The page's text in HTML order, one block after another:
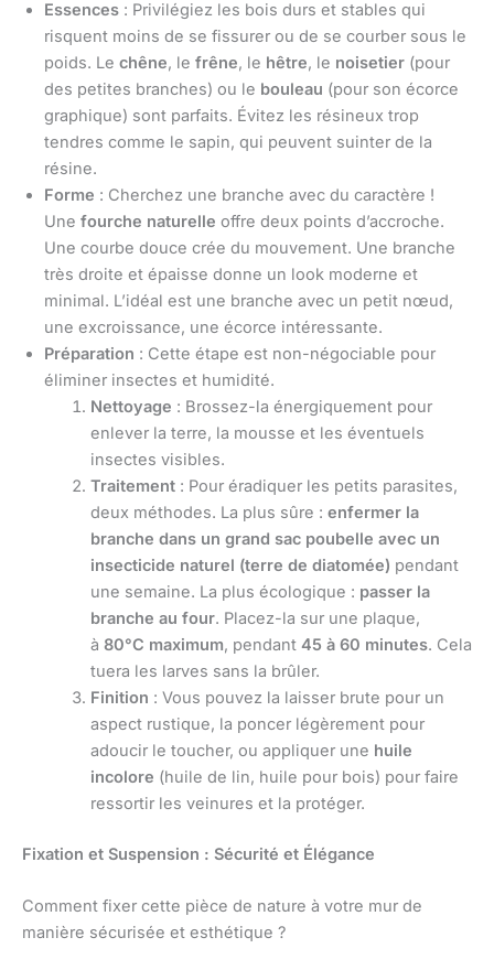
Essences : Privilégiez les bois durs et stables qui
risquent moins de se fissurer ou de se courber sous le
poids. Le chêne, le frêne, le hêtre, le noisetier (pour
des petites branches) ou le bouleau (pour son écorce
graphique) sont parfaits. Évitez les résineux trop
tendres comme le sapin, qui peuvent suinter de la
résine.
Forme : Cherchez une branche avec du caractère !
Une fourche naturelle offre deux points d’accroche.
Une courbe douce crée du mouvement. Une branche
très droite et épaisse donne un look moderne et
minimal. L’idéal est une branche avec un petit nœud,
une excroissance, une écorce intéressante.
Préparation : Cette étape est non-négociable pour
éliminer insectes et humidité.
Nettoyage : Brossez-la énergiquement pour
enlever la terre, la mousse et les éventuels
insectes visibles.
Traitement: Pour éradiquer les petits parasites,
deux méthodes. La plus sûre : enfermer la
branche dans un grand sac poubelle avec un
insecticide naturel (terre de diatomée) pendant
une semaine. La plus écologique : passer la
branche au four. Placez-la sur une plaque,
à 80°C maximum, pendant 45 à 60 minutes. Cela
tuera les larves sans la brûler.
Finition : Vous pouvez la laisser brute pour un
aspect rustique, la poncer légèrement pour
adoucir le toucher, ou appliquer une huile
incolore (huile de lin, huile pour bois) pour faire
ressortir les veinures et la protéger.
Fixation et Suspension : Sécurité et Élégance
Comment fixer cette pièce de nature à votre mur de
manière sécurisée et esthétique ?